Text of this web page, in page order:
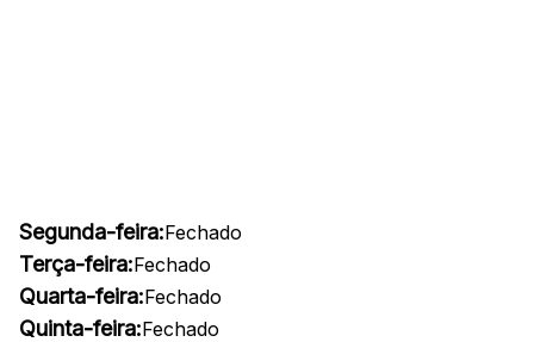
Segunda-feira:Fechado
Terça-feira:Fechado
Quarta-feira:Fechado
Quinta-feira:Fechado